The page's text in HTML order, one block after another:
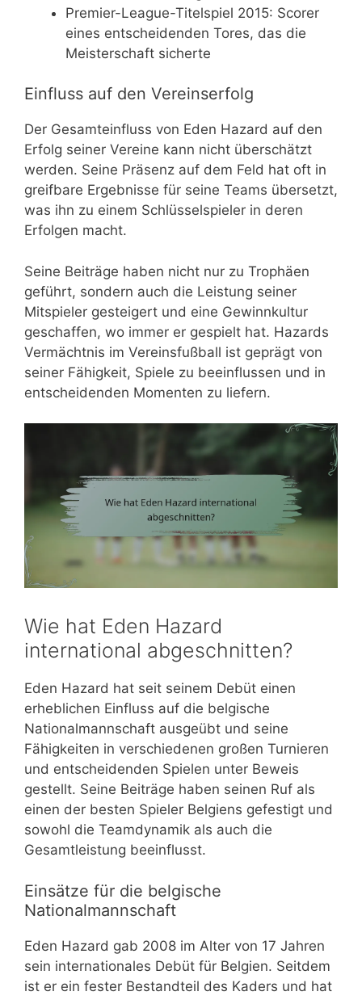
Premier-League-Titelspiel 2015: Scorer
eines entscheidenden Tores, das die
Meisterschaft sicherte
Einfluss auf den Vereinserfolg
Der Gesamteinfluss von Eden Hazard auf den
Erfolg seiner Vereine kann nicht überschätzt
werden. Seine Präsenz auf dem Feld hat oft in
greifbare Ergebnisse für seine Teams übersetzt,
was ihn zu einem Schlüsselspieler in deren
Erfolgen macht.
Seine Beiträge haben nicht nur zu Trophäen
geführt, sondern auch die Leistung seiner
Mitspieler gesteigert und eine Gewinnkultur
geschaffen, wo immer er gespielt hat. Hazards
Vermächtnis im Vereinsfußball ist geprägt von
seiner Fähigkeit, Spiele zu beeinflussen und in
entscheidenden Momenten zu liefern.
Wie hat Eden Hazard
international abgeschnitten?
Eden Hazard hat seit seinem Debüt einen
erheblichen Einfluss auf die belgische
Nationalmannschaft ausgeübt und seine
Fähigkeiten in verschiedenen großen Turnieren
und entscheidenden Spielen unter Beweis
gestellt. Seine Beiträge haben seinen Ruf als
einen der besten Spieler Belgiens gefestigt und
sowohl die Teamdynamik als auch die
Gesamtleistung beeinflusst.
Einsätze für die belgische
Nationalmannschaft
Eden Hazard gab 2008 im Alter von 17 Jahren
sein internationales Debüt für Belgien. Seitdem
ist er ein fester Bestandteil des Kaders und hat